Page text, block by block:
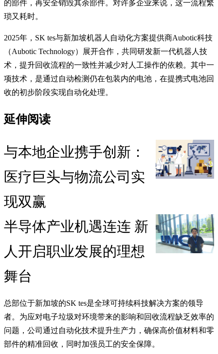
的部件，再安全销毁其余部件。对许多企业来说，这一流程繁
琐又耗时。
2025年，SK tes与新加坡机器人自动化方案提供商Aubotic科技
（Aubotic Technology）展开合作，共同研发新一代机器人技
术，提升回收流程的一致性并减少对人工操作的依赖。其中一
项技术，是通过自动检测仍在包装内的电池，在提携式电池回
收的初步阶段实现自动化处理。
延伸阅读
与本地企业携手创新：
医疗巨头与物流公司实
现双赢
半导体产业机遇连连 新
人开启职业发展的理想
舞台
总部位于新加坡的SK tes是全球可持续科技解决方案的领导
者。为应对电子垃圾对环境带来的影响和回收流程缺乏效率的
问题，公司通过自动化技术提升生产力，确保高价值材料和零
部件的精准回收，同时加强员工的安全保障。